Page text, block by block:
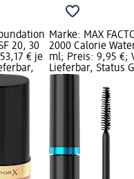
20, 30
€ je
Marke: MAX
2000 Calorie
ml; Preis: 9,95 €;
Lieferbar, Status